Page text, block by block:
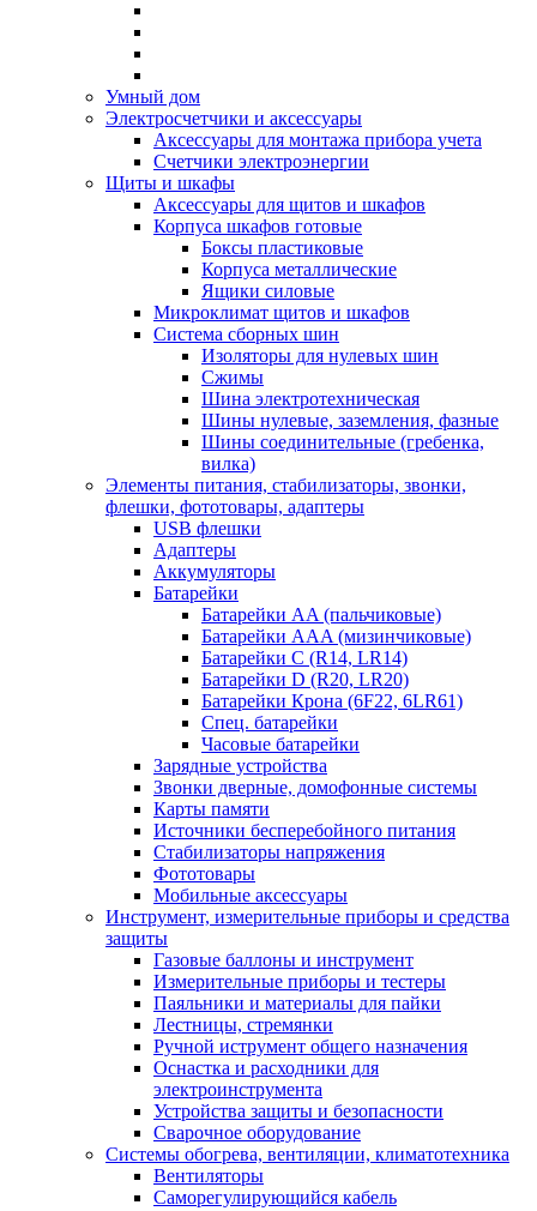
Умный дом
Электросчетчики и аксессуары
Аксессуары для монтажа прибора учета
Счетчики электроэнергии
Щиты и шкафы
Аксессуары для щитов и шкафов
Корпуса шкафов готовые
Боксы пластиковые
Корпуса металлические
Ящики силовые
Микроклимат щитов и шкафов
Система сборных шин
Изоляторы для нулевых шин
Сжимы
Шина электротехническая
Шины нулевые, заземления, фазные
Шины соединительные (гребенка,
вилка)
Элементы питания, стабилизаторы, звонки,
флешки, фототовары, адаптеры
USB флешки
Адаптеры
Аккумуляторы
Батарейки
Батарейки AA (пальчиковые)
Батарейки AAA (мизинчиковые)
Батарейки C (R14, LR14)
Батарейки D (R20, LR20)
Батарейки Крона (6F22, 6LR61)
Спец. батарейки
Часовые батарейки
Зарядные устройства
Звонки дверные, домофонные системы
Карты памяти
Источники бесперебойного питания
Стабилизаторы напряжения
Фототовары
Мобильные аксессуары
Инструмент, измерительные приборы и средства
защиты
Газовые баллоны и инструмент
Измерительные приборы и тестеры
Паяльники и материалы для пайки
Лестницы, стремянки
Ручной иструмент общего назначения
Оснастка и расходники для
электроинструмента
Устройства защиты и безопасности
Сварочное оборудование
Системы обогрева, вентиляции, климатотехника
Вентиляторы
Саморегулирующийся кабель